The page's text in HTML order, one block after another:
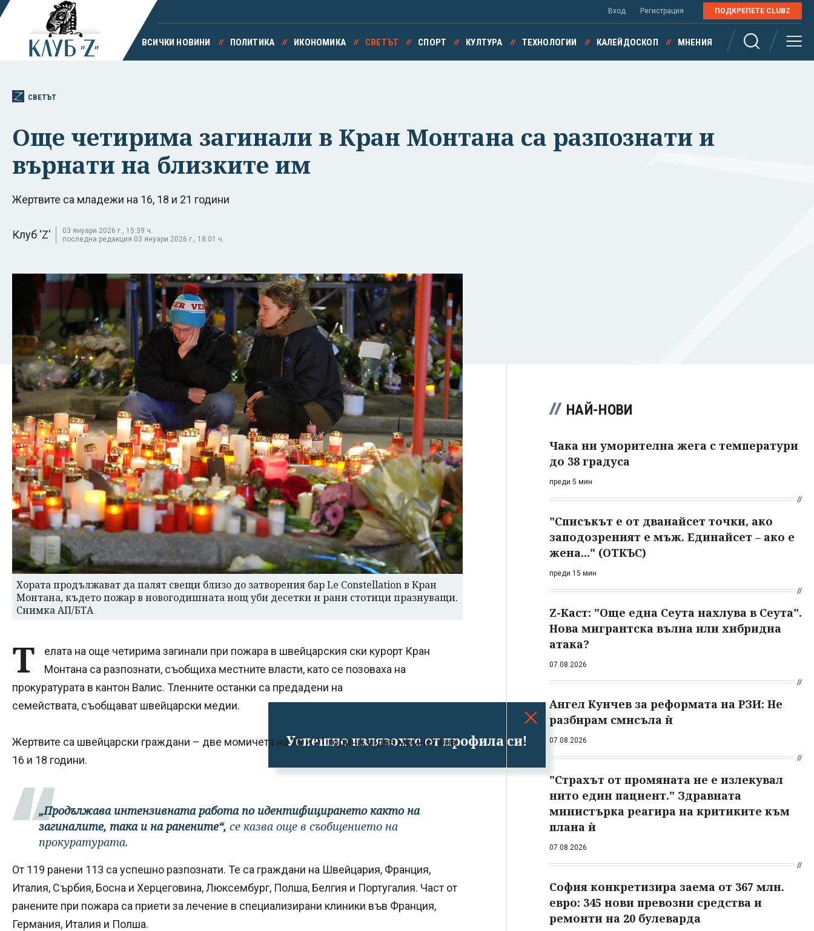
Успешно излязохте от профила си!
Вход Регистрация ПОДКРЕПЕТЕ CLUBZ
ВСИЧКИ НОВИНИ ПОЛИТИКА ИКОНОМИКА СВЕТЪТ СПОРТ КУЛТУРА ТЕХНОЛОГИИ КАЛЕЙДОСКОП МНЕНИЯ
СВЕТЪТ
Още четирима загинали в Кран Монтана са разпознати и
върнати на близките им
Жертвите са младежи на 16, 18 и 21 години
Клуб 'Z'
03 януари 2026 г., 15:39 ч.
последна редакция 03 януари 2026 г., 18:01 ч.
Хората продължават да палят свещи близо до затворения бар Le Constellation в Кран
Монтана, където пожар в новогодишната нощ уби десетки и рани стотици празнуващи.
Снимка АП/БТА
Т
елата на още четирима загинали при пожара в швейцарския ски курорт Кран
Монтана са разпознати, съобщиха местните власти, като се позоваха на
прокуратурата в кантон Валис. Тленните останки са предадени на
семействата, съобщават швейцарски медии.
Жертвите са швейцарски граждани – две момичета на 16 и 21 години, и две момчета на
16 и 18 години.
„Продължава интензивната работа по идентифицирането както на
загиналите, така и на ранените“, се казва още в съобщението на
прокуратурата.
От 119 ранени 113 са успешно разпознати. Те са граждани на Швейцария, Франция,
Италия, Сърбия, Босна и Херцеговина, Люксембург, Полша, Белгия и Португалия. Част от
ранените при пожара са приети за лечение в специализирани клиники във Франция,
Германия, Италия и Полша.
НАЙ-НОВИ
Чака ни уморителна жега с температури
до 38 градуса
преди 5 мин
"Списъкът е от дванайсет точки, ако
заподозреният е мъж. Единайсет – ако е
жена..." (ОТКЪС)
преди 15 мин
Z-Каст: "Още една Сеута нахлува в Сеута".
Нова мигрантска вълна или хибридна
атака?
07.08.2026
Ангел Кунчев за реформата на РЗИ: Не
разбирам смисъла ѝ
07.08.2026
"Страхът от промяната не е излекувал
нито един пациент." Здравната
министърка реагира на критиките към
плана ѝ
07.08.2026
София конкретизира заема от 367 млн.
евро: 345 нови превозни средства и
ремонти на 20 булеварда